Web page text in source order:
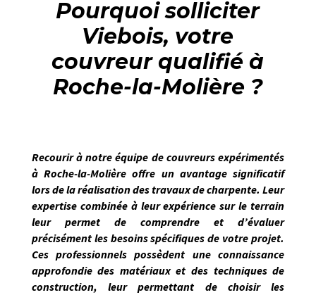
Pourquoi solliciter
Viebois, votre
couvreur qualifié à
Roche-la-Molière ?
Recourir à notre équipe de couvreurs expérimentés
àRoche-la-Molière offre un avantage significatif
lors de la réalisation des travaux de charpente. Leur
expertise combinée à leur expérience sur le terrain
leur permet decomprendre et d’évaluer
précisément les besoins spécifiques de votre projet.
Ces professionnels possèdent une connaissance
approfondie des matériaux et des techniques de
construction, leur permettant de choisir les